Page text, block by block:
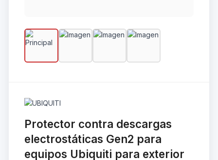
Protector contra descargas
electrostáticas Gen2 para
equipos Ubiquiti para exterior